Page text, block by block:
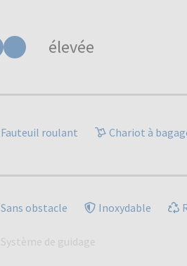
élevée
Fauteuil roulant Chariot à
Sans obstacle Inoxydable
Système de guidage